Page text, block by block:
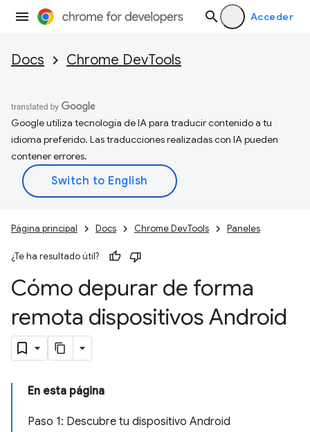
Acceder
Docs Chrome DevTools
Google utiliza tecnología de IA para traducir contenido a tu
idioma preferido. Las traducciones realizadas con IA pueden
contener errores.
Página principal Docs Chrome DevTools Paneles
¿Te ha resultado útil?
Cómo depurar de forma
remota dispositivos Android
En esta página
Paso 1: Descubre tu dispositivo Android